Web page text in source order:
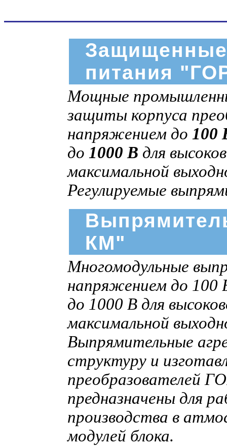
питания
Мощные
защиты корпуса
напряжением до 100
до 1000 В для
максимальной
Регулируемые
КМ"
Многомодульные
напряжением до 100
до 1000 В для
максимальной
Выпрямительные
структуру и
преобразователей
предназначены для
производства в
модулей блока.